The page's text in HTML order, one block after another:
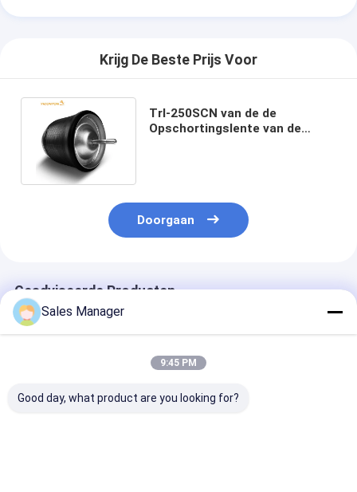
Krijg De Beste Prijs Voor
Trl-250SCN van de de
Opschortingslente van de
Doorgaan
Geadviseerde Producten
Sales Manager
9:45 PM
Good day, what product are you looking for?